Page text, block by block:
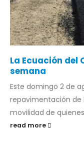
La Ecuación del
semana
Este domingo 2 de
repavimentación de
movilidad de
read more